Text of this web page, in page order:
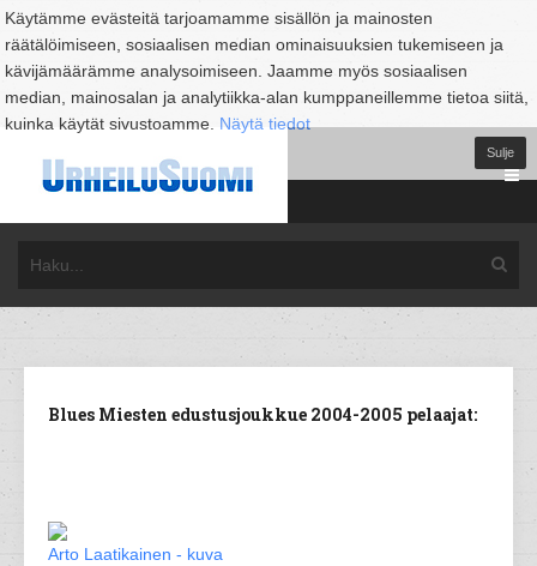
Käytämme evästeitä tarjoamamme sisällön ja mainosten
räätälöimiseen, sosiaalisen median ominaisuuksien tukemiseen ja
kävijämäärämme analysoimiseen. Jaamme myös sosiaalisen
median, mainosalan ja analytiikka-alan kumppaneillemme tietoa siitä,
kuinka käytät sivustoamme. Näytä tiedot
Sulje
Blues Miesten edustusjoukkue 2004-2005 pelaajat: